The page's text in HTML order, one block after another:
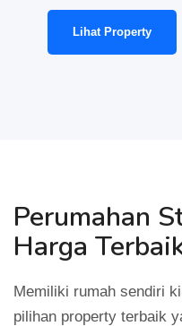
Lihat Property
Perumahan
Harga
Memiliki rumah sendiri
pilihan property terbaik